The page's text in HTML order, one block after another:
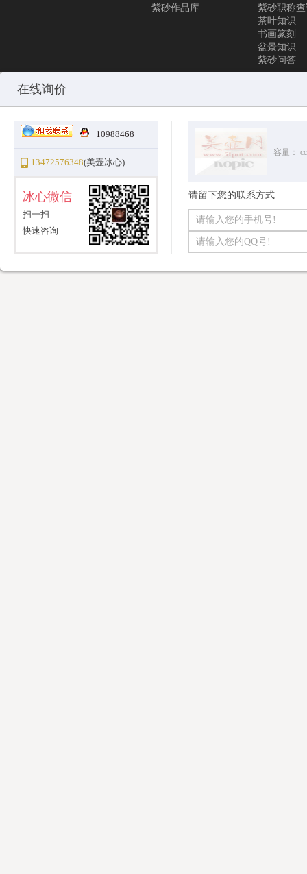
紫砂作品库
紫砂职称
茶叶知识
书画篆刻
盆景知识
紫砂问答
Copyright © 2010-2025 All Rights Reserved
在线询价
10988468
13472576348(美壶冰心)
冰心微信
扫一扫
快速咨询
容量： cc
请留下您的联系方式